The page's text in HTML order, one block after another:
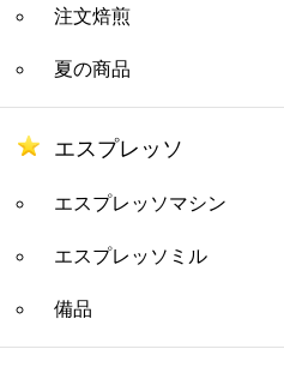
注文焙煎
夏の商品
エスプレッソ
エスプレッソマシン
エスプレッソミル
備品